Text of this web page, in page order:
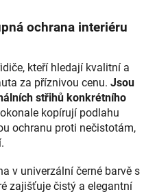
ochrana interiéru
kteří hledají kvalitní a
za příznivou cenu. Jsou
střihů konkrétního
kopírují podlahu
ochranu proti nečistotám,
v univerzální černé barvě s
zajišťuje čistý a elegantní